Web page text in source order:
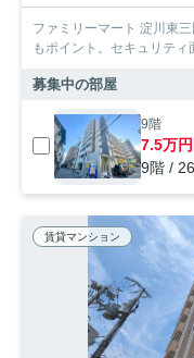
ファミリーマート 淀川東
もポイント。セキュリティ
募集中の部屋
9階
7.5万円
9階 /
賃貸マンション